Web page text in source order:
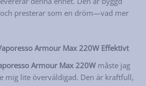
presterar som en dröm—vad mer
Armour Max 220W Effektivt
Armour Max 220W måste jag
mig lite överväldigad. Den är kraftfull,